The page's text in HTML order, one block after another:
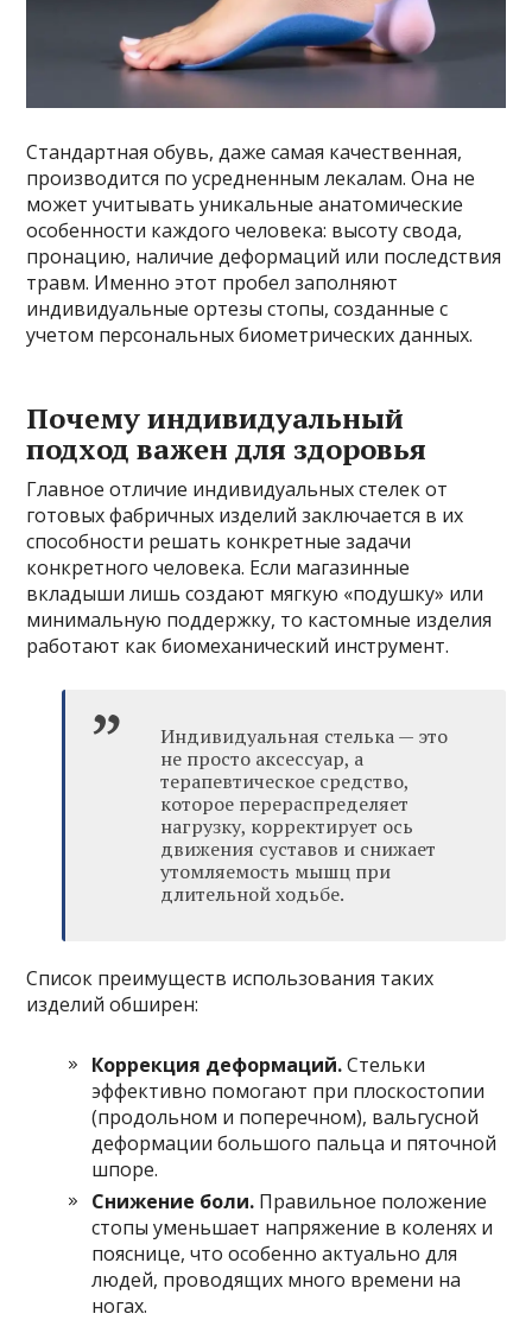
Стандартная обувь, даже самая качественная,
производится по усредненным лекалам. Она не
может учитывать уникальные анатомические
особенности каждого человека: высоту свода,
пронацию, наличие деформаций или последствия
травм. Именно этот пробел заполняют
индивидуальные ортезы стопы, созданные с
учетом персональных биометрических данных.
Почему индивидуальный
подход важен для здоровья
Главное отличие индивидуальных стелек от
готовых фабричных изделий заключается в их
способности решать конкретные задачи
конкретного человека. Если магазинные
вкладыши лишь создают мягкую «подушку» или
минимальную поддержку, то кастомные изделия
работают как биомеханический инструмент.
Индивидуальная стелька — это
не просто аксессуар, а
терапевтическое средство,
которое перераспределяет
нагрузку, корректирует ось
движения суставов и снижает
утомляемость мышц при
длительной ходьбе.
Список преимуществ использования таких
изделий обширен:
Коррекция деформаций.Стельки
эффективно помогают при плоскостопии
(продольном и поперечном), вальгусной
деформации большого пальца и пяточной
шпоре.
Снижение боли. Правильное положение
стопы уменьшает напряжение в коленях и
пояснице, что особенно актуально для
людей, проводящих много времени на
ногах.